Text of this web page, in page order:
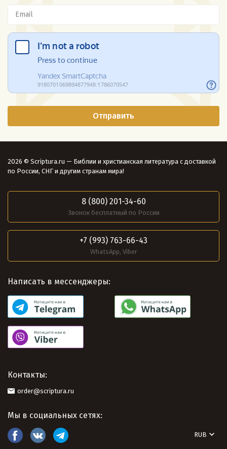
2026 © Scriptura.ru — Библии и христианская литература с доставкой
по России, СНГ и другим странам мира!
8 (800) 201-34-60
Звонок бесплатный по России
+7 (993) 763-66-43
WhatsApp, Viber
Написать в мессенджеры:
Контакты:
order@scriptura.ru
Мы в социальных сетях:
RUB